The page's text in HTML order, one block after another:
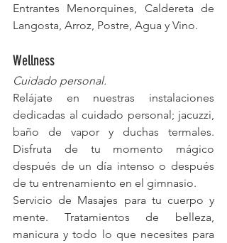
Entrantes Menorquines, Caldereta de
Langosta, Arroz, Postre, Agua y Vino.
Wellness
Cuidado personal.
Relájate en nuestras instalaciones
dedicadas al cuidado personal; jacuzzi,
baño de vapor y duchas termales.
Disfruta de tu momento mágico
después de un día intenso o después
de tu entrenamiento en el gimnasio.
Servicio de Masajes para tu cuerpo y
mente. Tratamientos de belleza,
manicura y todo lo que necesites para